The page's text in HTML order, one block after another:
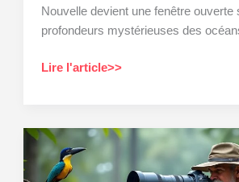
Nouvelle devient une fenêtre ouverte
profondeurs mystérieuses des
Plongez
des
océans
Lire l'article>>